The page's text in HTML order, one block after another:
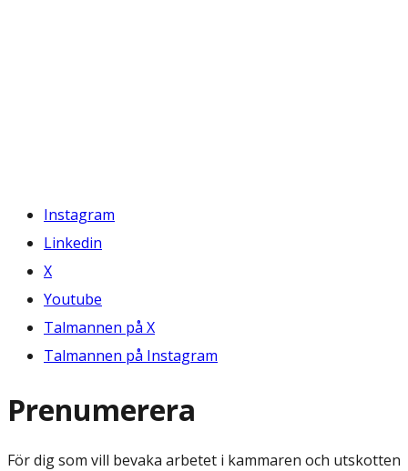
Instagram
Linkedin
X
Youtube
Talmannen på X
Talmannen på Instagram
Prenumerera
För dig som vill bevaka arbetet i kammaren och utskotten